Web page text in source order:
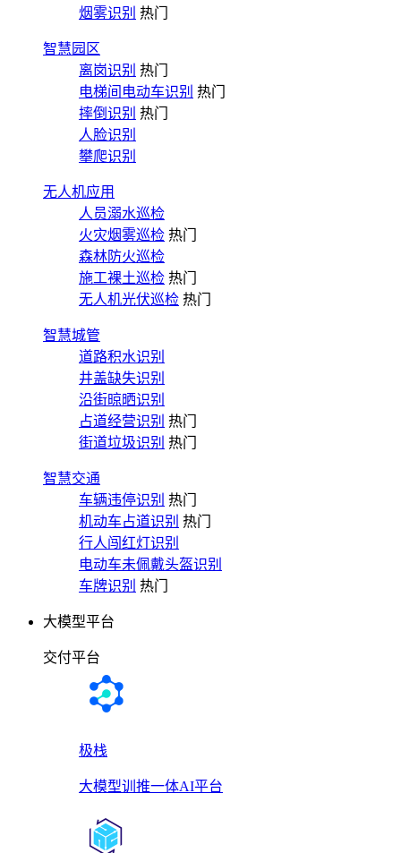
烟雾识别 热门
智慧园区
离岗识别 热门
电梯间电动车识别 热门
摔倒识别 热门
人脸识别
攀爬识别
无人机应用
人员溺水巡检
火灾烟雾巡检 热门
森林防火巡检
施工裸土巡检 热门
无人机光伏巡检 热门
智慧城管
道路积水识别
井盖缺失识别
沿街晾晒识别
占道经营识别 热门
街道垃圾识别 热门
智慧交通
车辆违停识别 热门
机动车占道识别 热门
行人闯红灯识别
电动车未佩戴头盔识别
车牌识别 热门
大模型平台
交付平台
极栈
大模型训推一体AI平台